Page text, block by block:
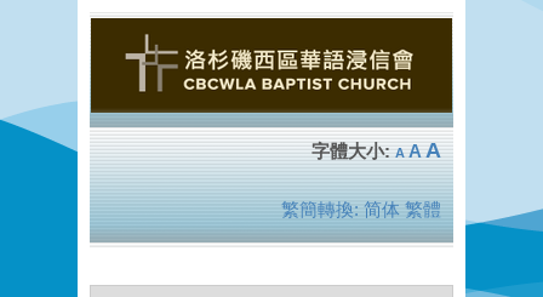
A A A
繁簡轉換: 简体 繁體